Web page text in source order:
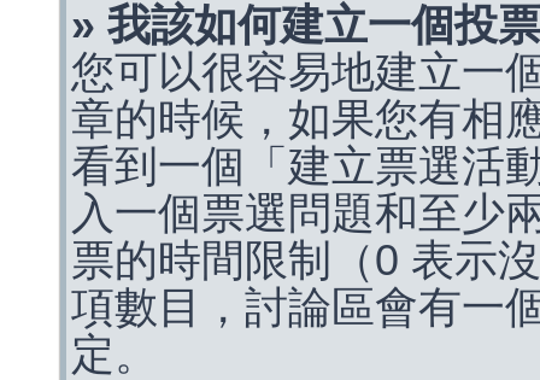
» 我該如何建立一個投
您可以很容易地建立一
章的時候，如果您有相
看到一個「建立票選活
入一個票選問題和至少
票的時間限制（0 表示
項數目，討論區會有一
定。